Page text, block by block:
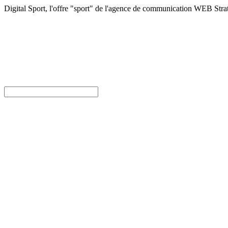
Digital Sport, l'offre "sport" de l'agence de communication WEB